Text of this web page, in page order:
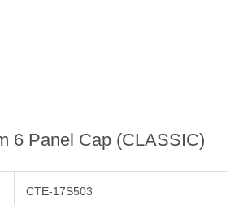
6 Panel Cap (CLASSIC)
CTE-17S503